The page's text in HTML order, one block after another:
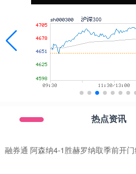
热点资讯
融券通 阿森纳4-1胜赫罗纳取季前开